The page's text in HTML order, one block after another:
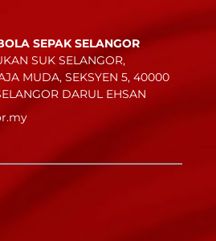
SEPAK SELANGOR
SUK SELANGOR,
MUDA, SEKSYEN 5, 40000
DARUL EHSAN